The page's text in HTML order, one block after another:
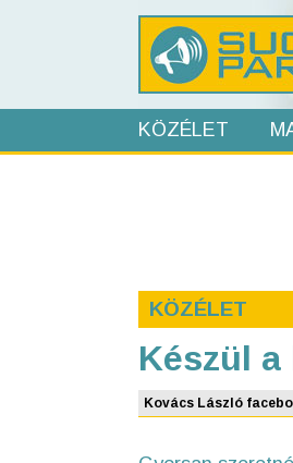
KÖZÉLET
KÖZÉLET
Készül
Kovács László